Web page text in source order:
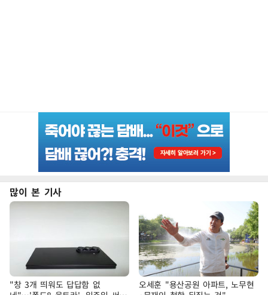
많이 본 기사
"창 3개 띄워도 답답함 없
오세훈 "용산공원 아파트, 노무현